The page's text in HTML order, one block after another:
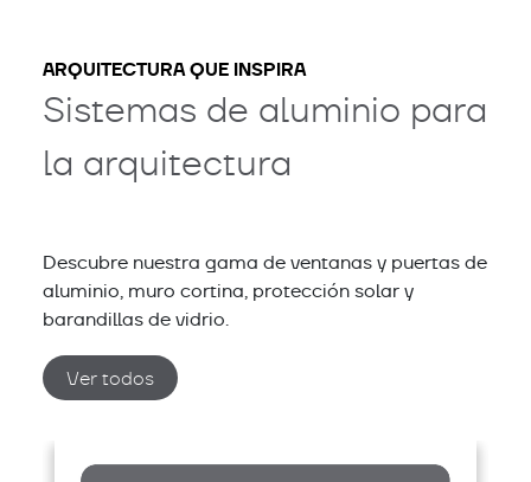
ARQUITECTURA QUE INSPIRA
Sistemas de aluminio para
la arquitectura
Descubre nuestra gama de ventanas y puertas de
aluminio, muro cortina, protección solar y
barandillas de vidrio.
Ver todos